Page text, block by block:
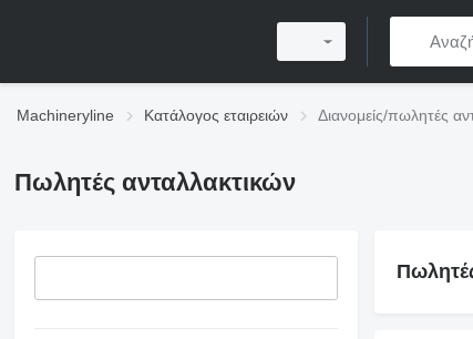
Machineryline Κατάλογος εταιρειών Διανομείς/πωλητές
Πωλητές ανταλλακτικών